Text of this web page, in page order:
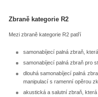
Zbraně kategorie R2
Mezi zbraně kategorie R2 patří
samonabíjecí palná zbraň,
samonabíjecí palná zbraň pro
dlouhá samonabíjecí palná
manipulací s ramenní opěrou
akustická a salutní zbraň,